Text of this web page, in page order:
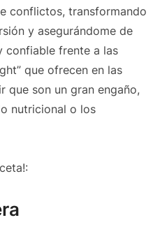
conflictos, transformando
y asegurándome de
confiable frente a las
que ofrecen en las
que son un gran engaño,
nutricional o los